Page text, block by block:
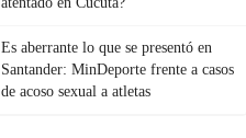
Es aberrante lo que se presentó en
Santander: MinDeporte frente a casos
de acoso sexual a atletas